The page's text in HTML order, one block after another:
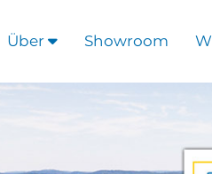
Über Showroom